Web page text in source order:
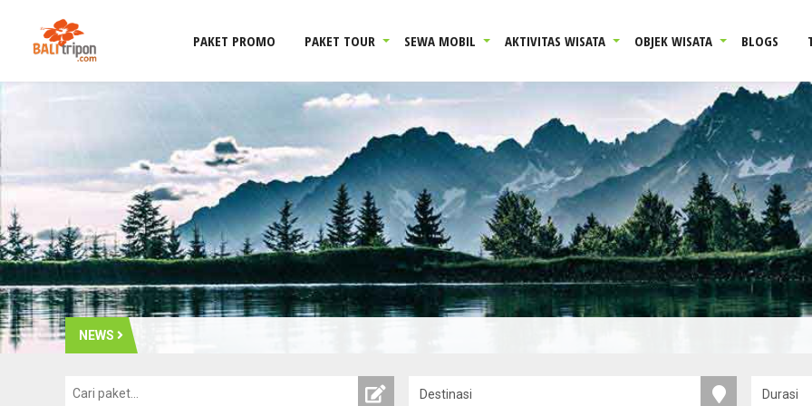
PAKET PROMO PAKET TOUR SEWA MOBIL AKTIVITAS WISATA OBJEK WISATA BLOGS
NEWS